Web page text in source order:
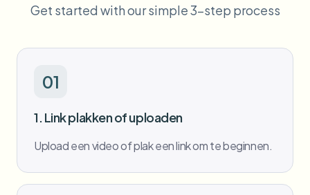
Video-intelligentie
Batch video vervagen
Bulk gezichtsvervaging
Uploads, taken en webhooks automatiseren
Contactformulier
Get started with our simple 3-step process
01
1. Link plakken of uploaden
Upload een video of plak een link om te beginnen.